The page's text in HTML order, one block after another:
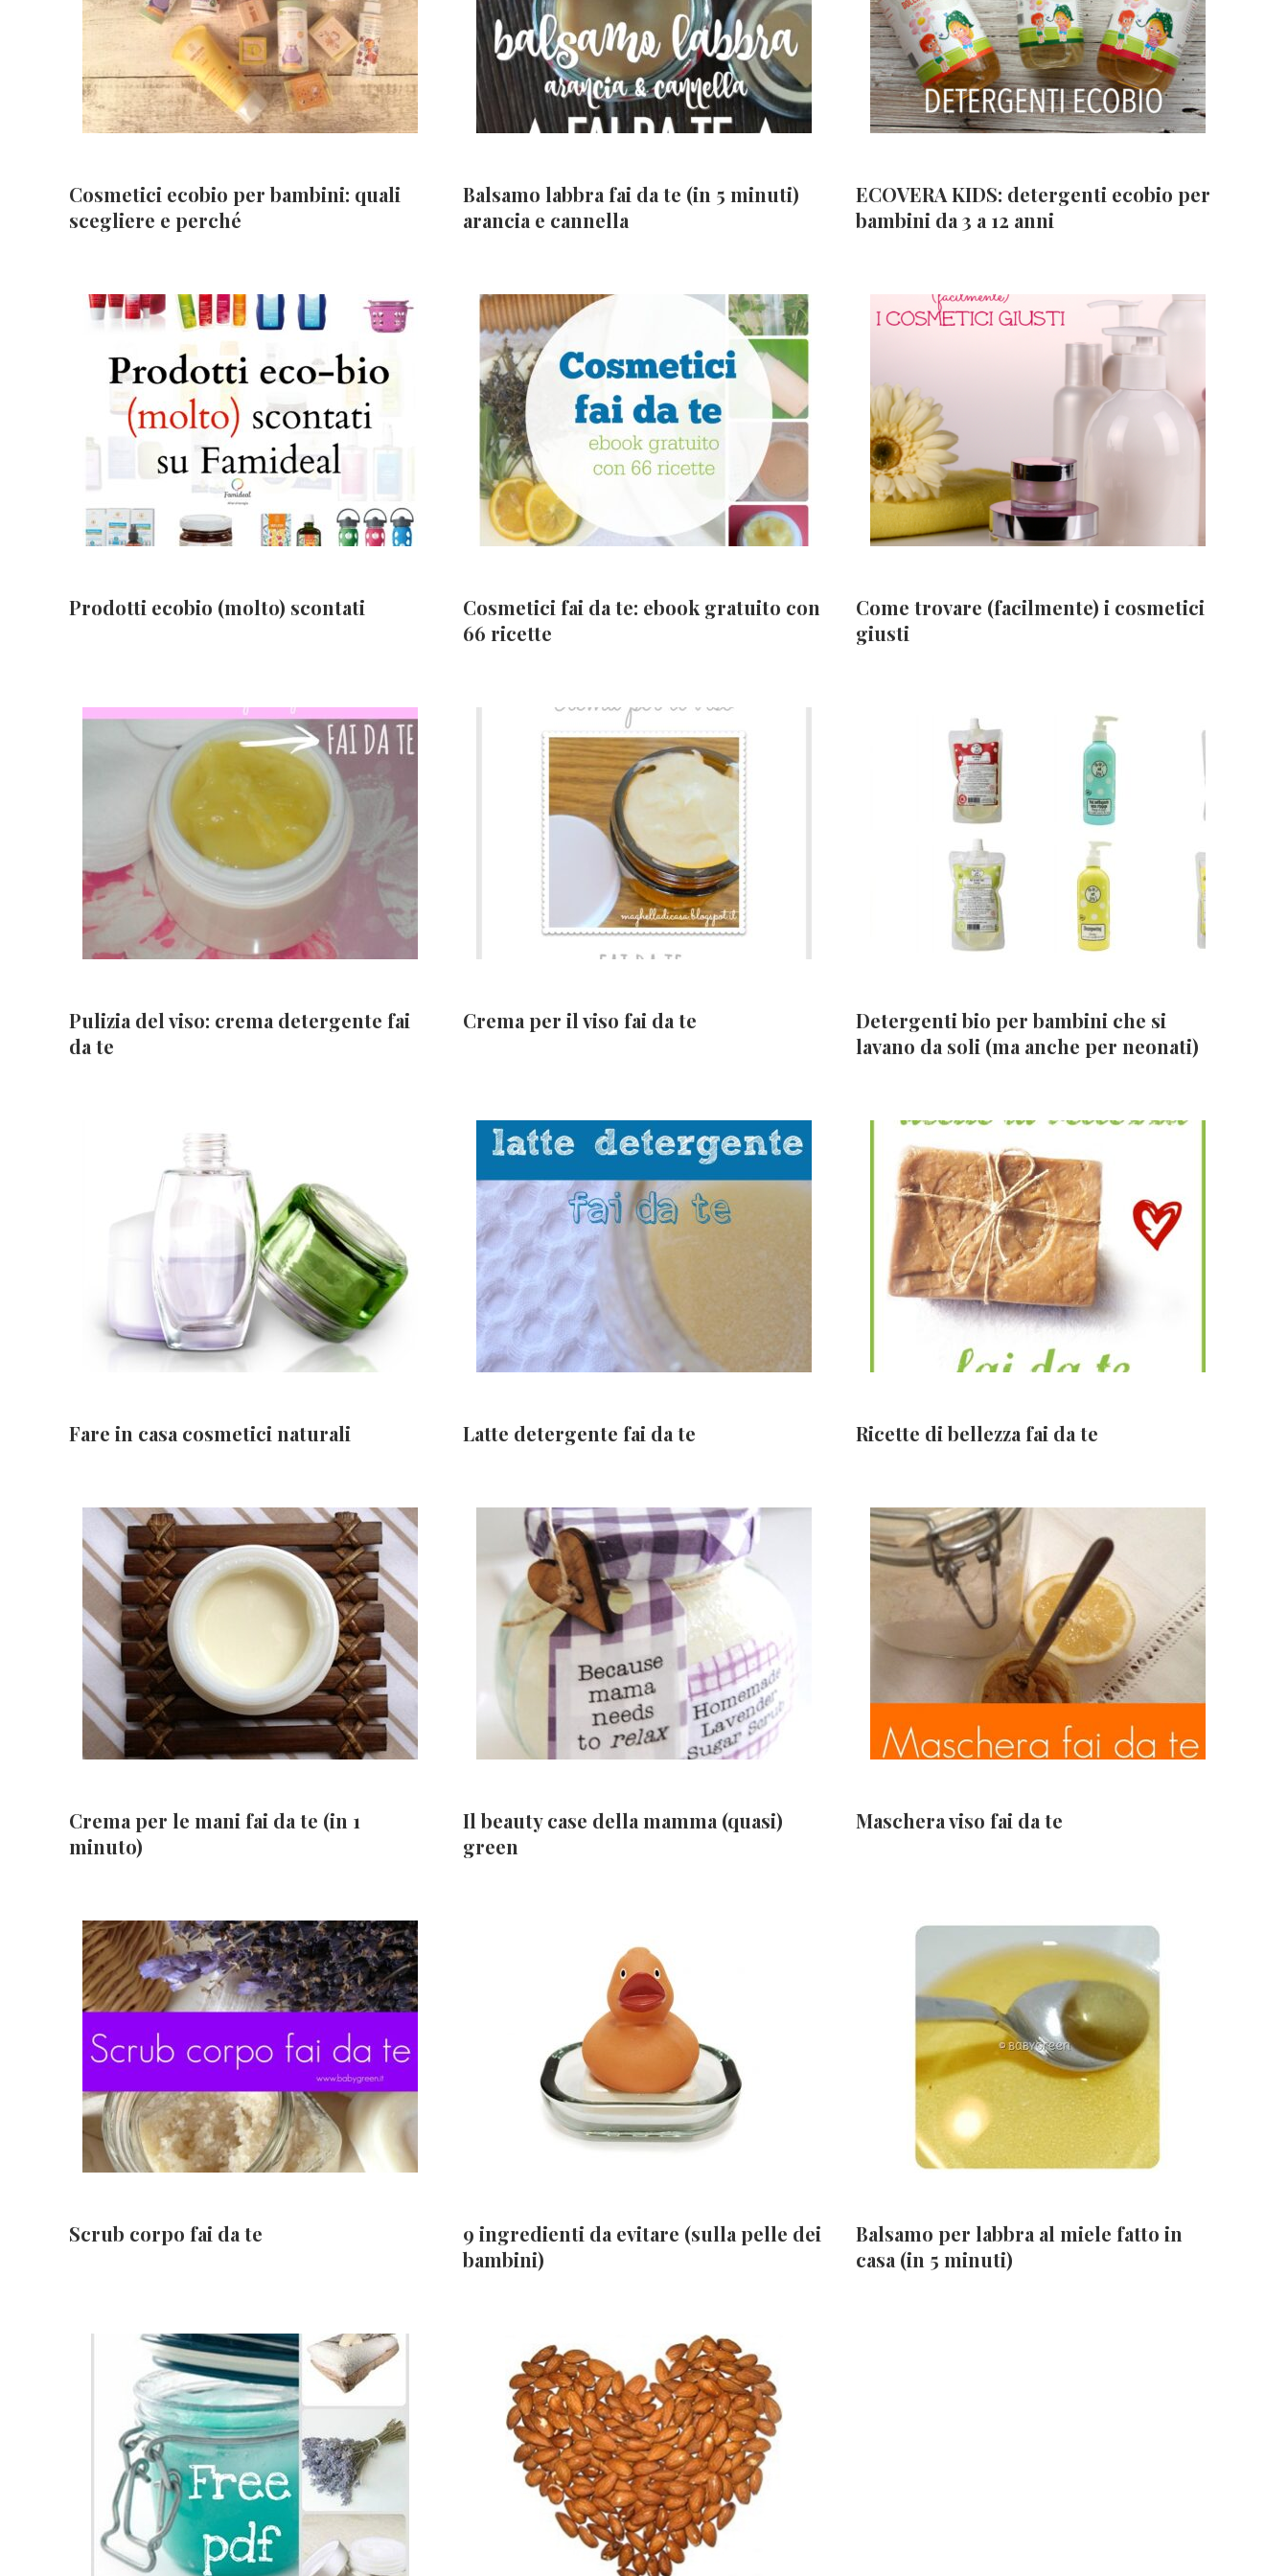
Cosmetici ecobio per bambini: quali
scegliere e perché
Balsamo labbra fai da te (in 5 minuti)
arancia e cannella
ECOVERA KIDS: detergenti ecobio per
bambini da 3 a 12 anni
Prodotti ecobio (molto) scontati
Cosmetici fai da te: ebook gratuito con
66 ricette
Come trovare (facilmente) i cosmetici
giusti
Pulizia del viso: crema detergente fai
da te
Crema per il viso fai da te
Detergenti bio per bambini che si
lavano da soli (ma anche per neonati)
Fare in casa cosmetici naturali Latte detergente fai da te Ricette di bellezza fai da te
Crema per le mani fai da te (in 1
minuto)
Il beauty case della mamma (quasi)
green
Maschera viso fai da te
Scrub corpo fai da te
9 ingredienti da evitare (sulla pelle dei
bambini)
Balsamo per labbra al miele fatto in
casa (in 5 minuti)